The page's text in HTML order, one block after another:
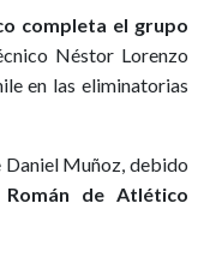
completa el grupo
Néstor Lorenzo
en las eliminatorias
Daniel Muñoz, debido
de Atlético